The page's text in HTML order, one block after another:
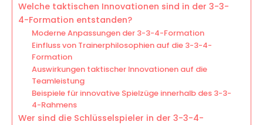
Welche taktischen Innovationen sind in der 3-3-
4-Formation entstanden?
Moderne Anpassungen der 3-3-4-Formation
Einfluss von Trainerphilosophien auf die 3-3-4-
Formation
Auswirkungen taktischer Innovationen auf die
Teamleistung
Beispiele für innovative Spielzüge innerhalb des 3-3-
4-Rahmens
Wer sind die Schlüsselspieler in der 3-3-4-